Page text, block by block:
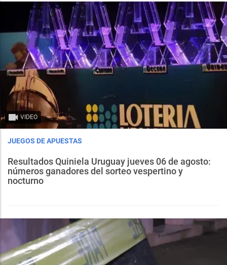
VIDEO
JUEGOS DE APUESTAS
Resultados Quiniela Uruguay jueves 06 de agosto:
números ganadores del sorteo vespertino y
nocturno